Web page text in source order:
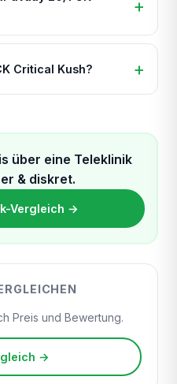
Critical Kush?
über eine Teleklinik
& diskret.
Vergleich →
Preis und Bewertung.
→